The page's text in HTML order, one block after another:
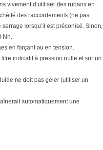
vivement d’utiliser des rubans en
des raccordements (ne pas
lorsqu’il est préconisé. Sinon,
en forçant ou en tension.
indicatif à pression nulle et sur un
ne doit pas geler (utiliser un
automatiquement une